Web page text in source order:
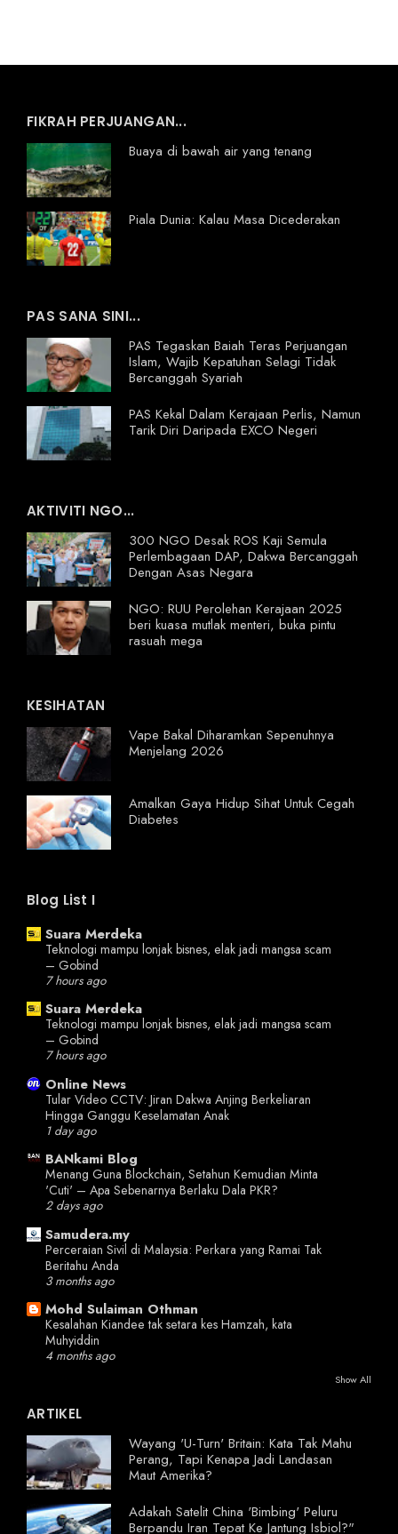
FIKRAH PERJUANGAN...
Buaya di bawah air yang tenang
Piala Dunia: Kalau Masa Dicederakan
PAS SANA SINI...
PAS Tegaskan Baiah Teras Perjuangan
Islam, Wajib Kepatuhan Selagi Tidak
Bercanggah Syariah
PAS Kekal Dalam Kerajaan Perlis, Namun
Tarik Diri Daripada EXCO Negeri
AKTIVITI NGO...
300 NGO Desak ROS Kaji Semula
Perlembagaan DAP, Dakwa Bercanggah
Dengan Asas Negara
NGO: RUU Perolehan Kerajaan 2025
beri kuasa mutlak menteri, buka pintu
rasuah mega
KESIHATAN
Vape Bakal Diharamkan Sepenuhnya
Menjelang 2026
Amalkan Gaya Hidup Sihat Untuk Cegah
Diabetes
Blog List I
Suara Merdeka
Teknologi mampu lonjak bisnes, elak jadi mangsa scam
– Gobind
7 hours ago
Suara Merdeka
Teknologi mampu lonjak bisnes, elak jadi mangsa scam
– Gobind
7 hours ago
Online News
Tular Video CCTV: Jiran Dakwa Anjing Berkeliaran
Hingga Ganggu Keselamatan Anak
1 day ago
BANkami Blog
Menang Guna Blockchain, Setahun Kemudian Minta
'Cuti' – Apa Sebenarnya Berlaku Dala PKR?
2 days ago
Samudera.my
Perceraian Sivil di Malaysia: Perkara yang Ramai Tak
Beritahu Anda
3 months ago
Mohd Sulaiman Othman
Kesalahan Kiandee tak setara kes Hamzah, kata
Muhyiddin
4 months ago
Show All
ARTIKEL
Wayang 'U-Turn' Britain: Kata Tak Mahu
Perang, Tapi Kenapa Jadi Landasan
Maut Amerika?
Adakah Satelit China 'Bimbing' Peluru
Berpandu Iran Tepat Ke Jantung Isbiol?"